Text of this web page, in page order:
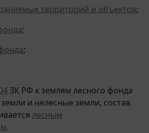
территорий и объектов;
;
;
ЗК РФ к землям лесного фонда
и нелесные земли, состав
лесным
.